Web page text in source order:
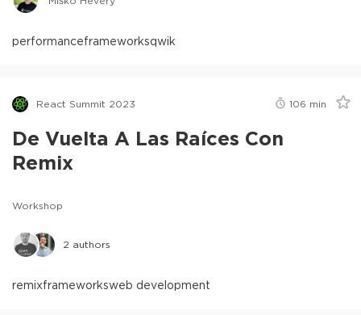
performanceframeworksqwik
React Summit 2023 106 min
De Vuelta A Las Raíces Con
Remix
Workshop
2 authors
remixframeworksweb development